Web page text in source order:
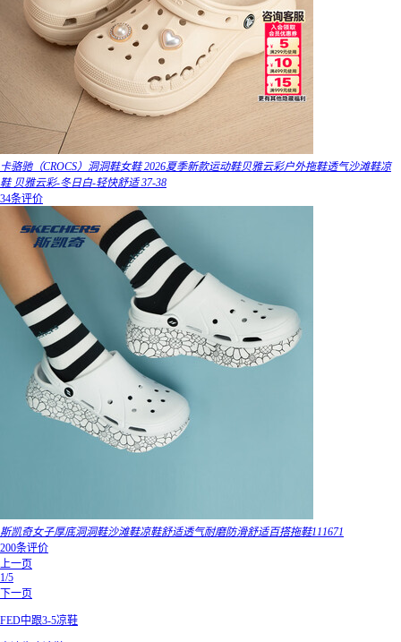
卡骆驰（CROCS）洞洞鞋女鞋 2026夏季新款运动鞋贝雅云彩户外拖鞋透气沙滩鞋凉
鞋 贝雅云彩-冬日白-轻快舒适 37-38
34条评价
斯凯奇女子厚底洞洞鞋沙滩鞋凉鞋舒适透气耐磨防滑舒适百搭拖鞋111671
200条评价
上一页
1/5
下一页
FED中跟3-5凉鞋